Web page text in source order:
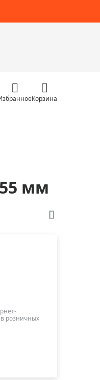
контроля
окружающей
Корзина
мм
розничных